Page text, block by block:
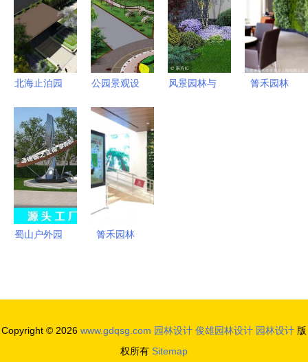
处理艺术
林设计艺术
现路径探析
北海止泊园
相 一园藏
万象，山水
入画来
公园景观设
析当代公园
设计的核心
重点与园林
艺术
风景园林与
箐禾园林
蜀山户外园
计融合
箐禾园林
Copyright © 2026 www.gdqsg.com 园林设计 俊雄园林设计 园林设计 版
权所有 Sitemap